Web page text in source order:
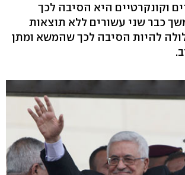
וקונקרטיים היא הסיבה לכך
כבר שני עשורים ללא תוצאות
להיות הסיבה לכך שהמשא ומתן